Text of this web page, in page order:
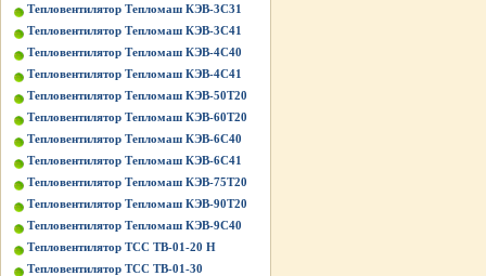
Тепловентилятор Тепломаш КЭВ-3С31
Тепловентилятор Тепломаш КЭВ-3С41
Тепловентилятор Тепломаш КЭВ-4С40
Тепловентилятор Тепломаш КЭВ-4С41
Тепловентилятор Тепломаш КЭВ-50Т20
Тепловентилятор Тепломаш КЭВ-60Т20
Тепловентилятор Тепломаш КЭВ-6С40
Тепловентилятор Тепломаш КЭВ-6С41
Тепловентилятор Тепломаш КЭВ-75Т20
Тепловентилятор Тепломаш КЭВ-90Т20
Тепловентилятор Тепломаш КЭВ-9С40
Тепловентилятор ТСС ТВ-01-20 Н
Тепловентилятор ТСС ТВ-01-30